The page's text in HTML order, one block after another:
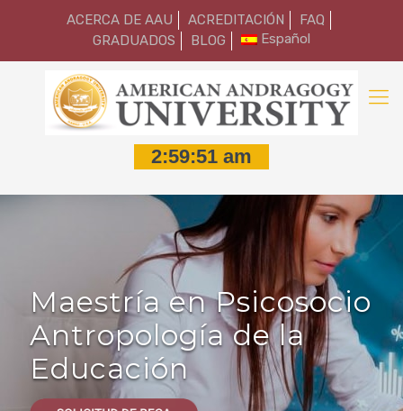
ACERCA DE AAU ACREDITACIÓN
FAQ
GRADUADOS
BLOG Español
Maestría en Psicosocio
Antropología de la
Educación